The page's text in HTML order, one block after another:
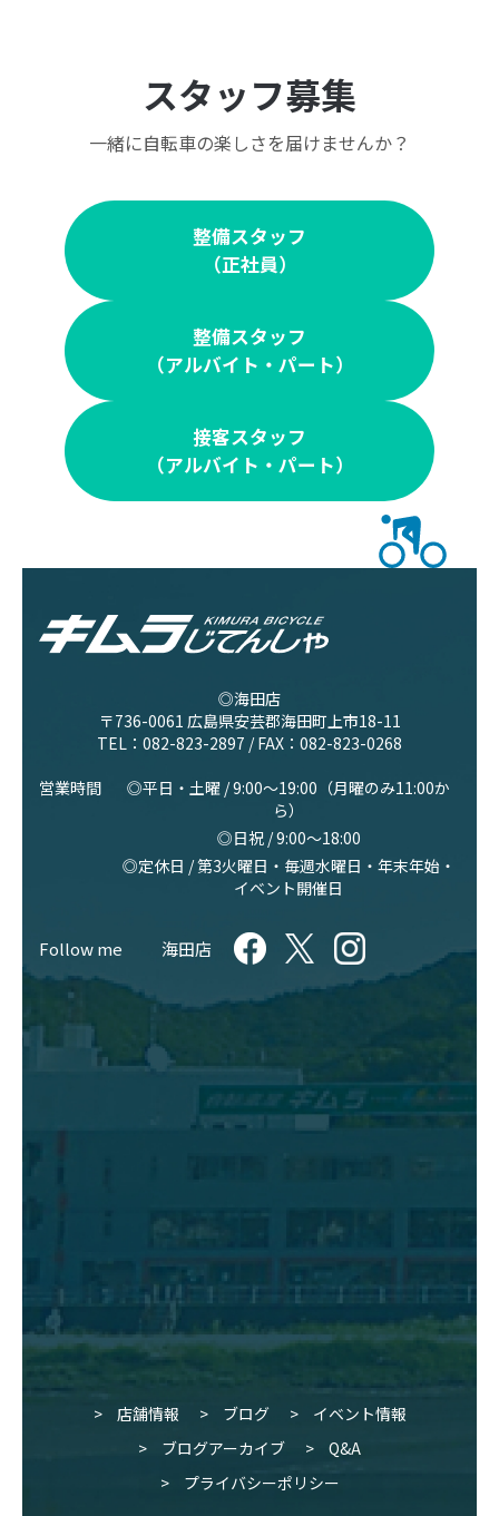
スタッフ募集
一緒に自転車の楽しさを届けませんか？
整備スタッフ
（正社員）
整備スタッフ
（アルバイト・パート）
接客スタッフ
（アルバイト・パート）
◎海田店
〒736-0061 広島県安芸郡海田町上市18-11
TEL： 082-823-2897 / FAX：082-823-0268
営業時間
◎平日・土曜 / 9:00〜19:00（月曜のみ11:00か
ら）
◎日祝 / 9:00〜18:00
◎定休日 / 第3火曜日・毎週水曜日・年末年始・
イベント開催日
Follow me 海田店
店舗情報 ブログ
イベント情報
ブログアーカイブ
Q&A
プライバシーポリシー